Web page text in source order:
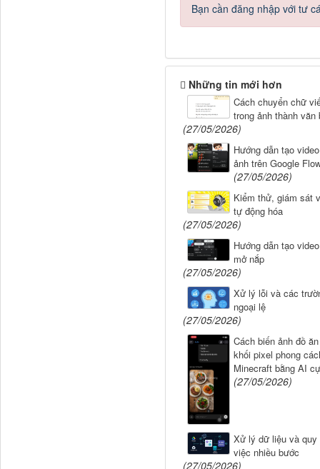
Bạn cần đăng nhập với tư
Những tin mới hơn
Cách chuyển chữ
trong ảnh thành văn
(27/05/2026)
Hướng dẫn tạo
ảnh trên Google
(27/05/2026)
Kiểm thử, giám sát
tự động hóa
(27/05/2026)
Hướng dẫn tạo
mở nắp
(27/05/2026)
Xử lý lỗi và các
ngoại lệ
(27/05/2026)
Cách biến ảnh đồ
khối pixel phong
Minecraft bằng AI
(27/05/2026)
Xử lý dữ liệu và quy
việc nhiều bước
(27/05/2026)